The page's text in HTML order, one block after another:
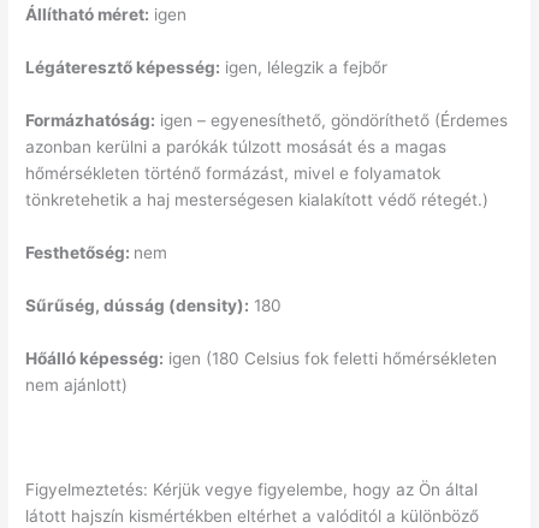
Állítható méret: igen
Légáteresztő képesség: igen, lélegzik a fejbőr
Formázhatóság: igen – egyenesíthető, göndöríthető (Érdemes
azonban kerülni a parókák túlzott mosását és a magas
hőmérsékleten történő formázást, mivel e folyamatok
tönkretehetik a haj mesterségesen kialakított védő rétegét.)
Festhetőség: nem
Sűrűség, dússág (density): 180
Hőálló képesség: igen (180 Celsius fok feletti hőmérsékleten
nem ajánlott)
Figyelmeztetés: Kérjük vegye figyelembe, hogy az Ön által
látott hajszín kismértékben eltérhet a valóditól a különböző